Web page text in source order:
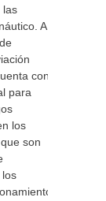
las
AFI
con
para
los
son
los